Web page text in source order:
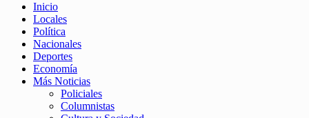
Inicio
Locales
Política
Nacionales
Deportes
Economía
Más Noticias
Policiales
Columnistas